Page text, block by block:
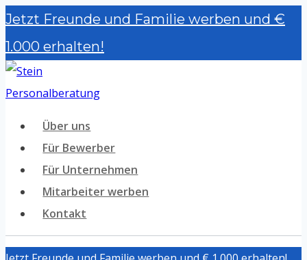
Zum
Inhalt
springen
Jetzt Freunde und Familie werben und €
1.000 erhalten!
Über uns
Für Bewerber
Für Unternehmen
Mitarbeiter werben
Kontakt